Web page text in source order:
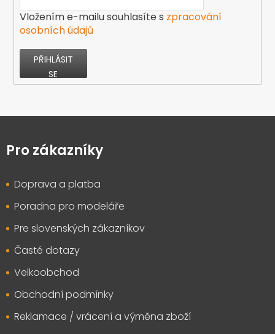
Vložením e-mailu souhlasíte s zpracování
osobních údajů
PŘIHLÁSIT
SE
pPro zákazníky
Doprava a platba
Poradna pro modeláře
Pre slovenských zákazníkov
Časté dotazy
Velkoobchod
Obchodní podmínky
Reklamace / vrácení a výměna zboží